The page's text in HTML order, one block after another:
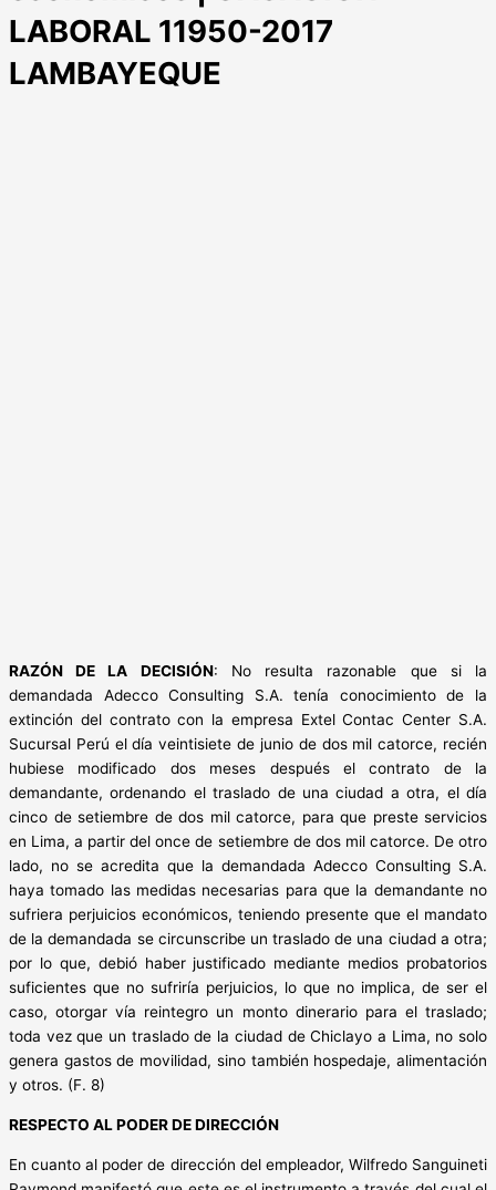
LABORAL 11950-2017
LAMBAYEQUE
RAZÓN DE LA DECISIÓN: No resulta razonable que si la
demandada Adecco Consulting S.A. tenía conocimiento de la
extinción del contrato con la empresa Extel Contac Center S.A.
Sucursal Perú el día veintisiete de junio de dos mil catorce, recién
hubiese modificado dos meses después el contrato de la
demandante, ordenando el traslado de una ciudad a otra, el día
cinco de setiembre de dos mil catorce, para que preste servicios
en Lima, a partir del once de setiembre de dos mil catorce. De otro
lado, no se acredita que la demandada Adecco Consulting S.A.
haya tomado las medidas necesarias para que la demandante no
sufriera perjuicios económicos, teniendo presente que el mandato
de la demandada se circunscribe un traslado de una ciudad a otra;
por lo que, debió haber justificado mediante medios probatorios
suficientes que no sufriría perjuicios, lo que no implica, de ser el
caso, otorgar vía reintegro un monto dinerario para el traslado;
toda vez que un traslado de la ciudad de Chiclayo a Lima, no solo
genera gastos de movilidad, sino también hospedaje, alimentación
y otros. (F. 8)
RESPECTO AL PODER DE DIRECCIÓN
En cuanto al poder de dirección del empleador, Wilfredo Sanguineti